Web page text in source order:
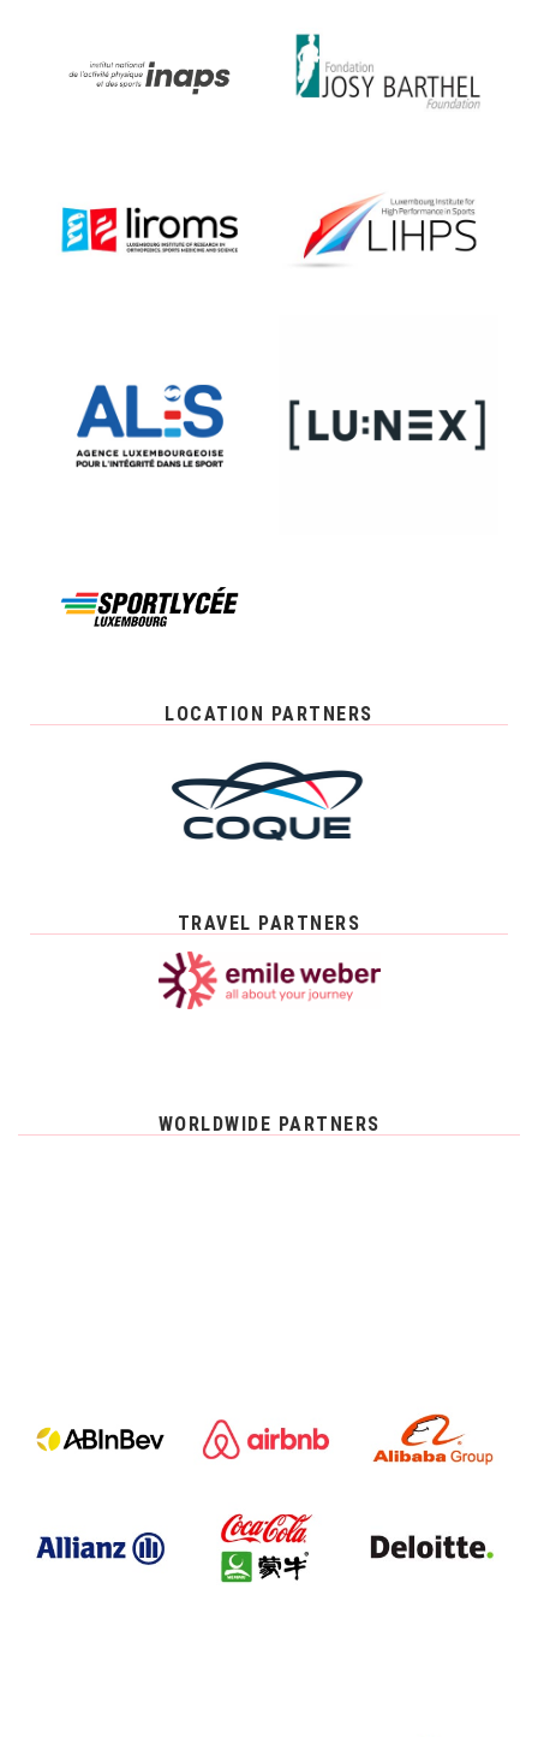
LOCATION PARTNERS
TRAVEL PARTNERS
WORLDWIDE PARTNERS